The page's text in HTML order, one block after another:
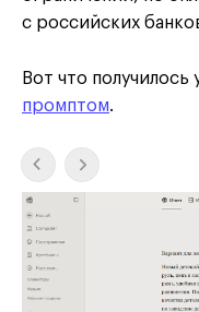
с российских
Вот что получилось
промптом.